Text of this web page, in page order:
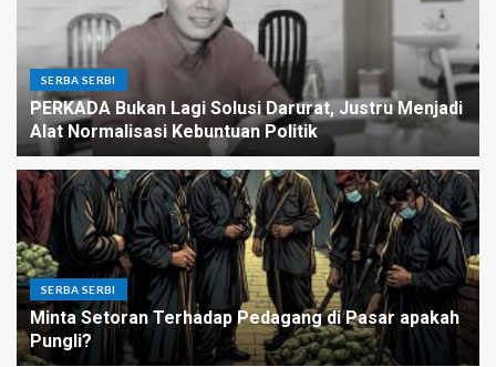
SERBA SERBI
PERKADA Bukan Lagi Solusi Darurat, Justru Menjadi
Alat Normalisasi Kebuntuan Politik
SERBA SERBI
Minta Setoran Terhadap Pedagang di Pasar apakah
Pungli?